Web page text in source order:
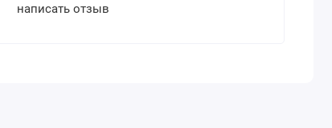
написать отзыв